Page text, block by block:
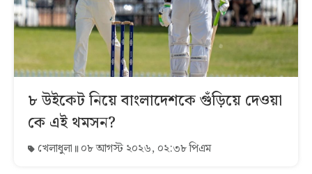
৮ উইকেট নিয়ে বাংলাদেশকে গুঁড়িয়ে দেওয়া
কে এই থমসন?
খেলাধুলা ০৮ আগস্ট ২০২৬, ০২:৩৮ পিএম